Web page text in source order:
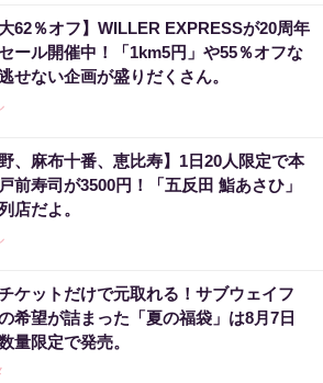
大62％オフ】WILLER EXPRESSが20周年
ール開催中！「1km5円」や55％オフな
せない企画が盛りだくさん。
野、麻布十番、恵比寿】1日20人限定で本
前寿司が3500円！「五反田 鮨あさひ」
店だよ。
ケットだけで元取れる！サブウェイフ
希望が詰まった「夏の福袋」は8月7日
量限定で発売。